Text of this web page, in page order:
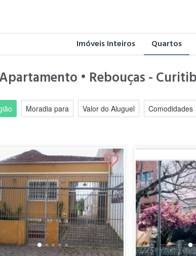
Imóveis Inteiros Quartos
• Rebouças -
Moradia para Valor do Aluguel Comodidades